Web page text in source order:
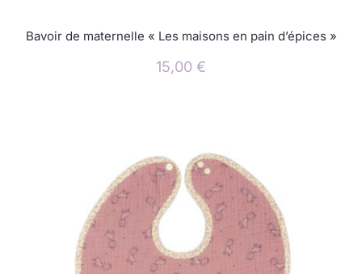
Bavoir de maternelle « Les maisons en pain d’épices »
15,00 €